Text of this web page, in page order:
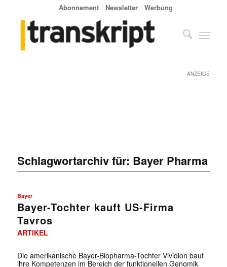
Abonnement Newsletter Werbung
ANZEIGE
Schlagwortarchiv für: Bayer Pharma
Bayer
Bayer-Tochter kauft US-Firma
Tavros
ARTIKEL
Die amerikanische Bayer-Biopharma-Tochter Vividion baut
ihre Kompetenzen im Bereich der funktionellen Genomik